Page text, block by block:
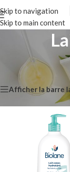
Skip to navigation
Skip to main content
Bébé &
5 résultats affichés
Afficher la barre